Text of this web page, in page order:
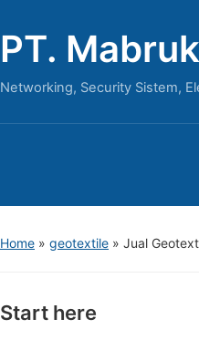
PT.
Networking, Security Sistem,
Home » geotextile » Jual
Start here